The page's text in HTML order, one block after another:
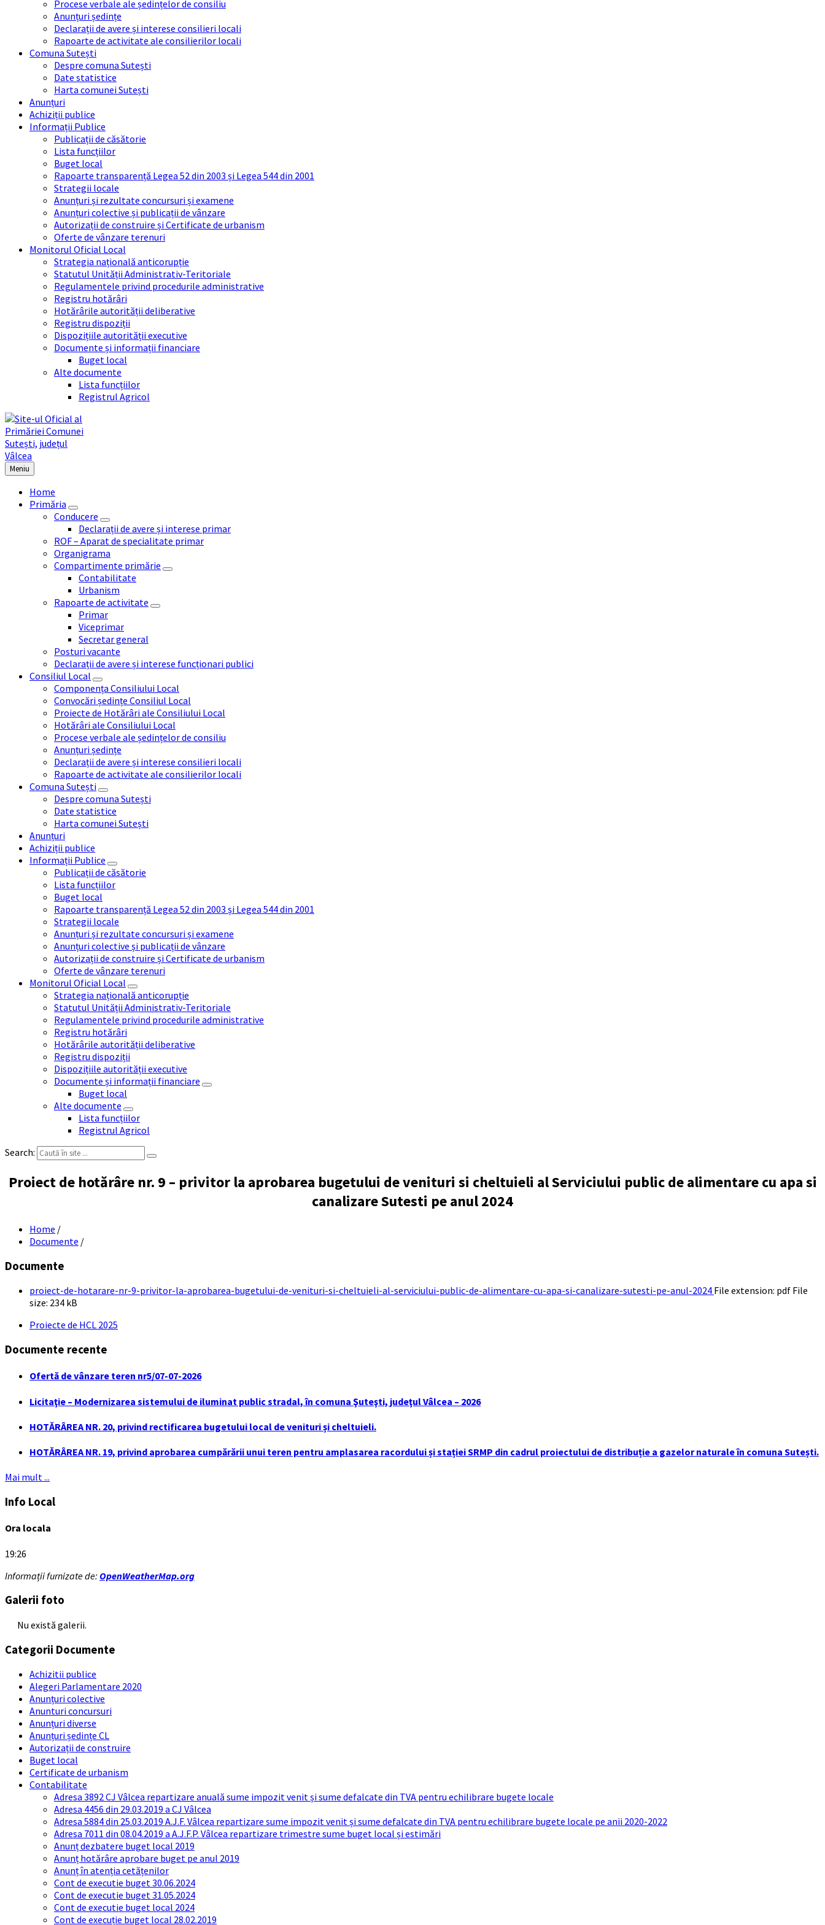
Procese verbale ale ședințelor de consiliu
Anunțuri ședințe
Declarații de avere și interese consilieri locali
Rapoarte de activitate ale consilierilor locali
Comuna Sutești
Despre comuna Sutești
Date statistice
Harta comunei Sutești
Anunțuri
Achiziții publice
Informații Publice
Publicații de căsătorie
Lista funcțiilor
Buget local
Rapoarte transparență Legea 52 din 2003 și Legea 544 din 2001
Strategii locale
Anunțuri și rezultate concursuri și examene
Anunțuri colective și publicații de vânzare
Autorizații de construire și Certificate de urbanism
Oferte de vânzare terenuri
Monitorul Oficial Local
Strategia națională anticorupție
Statutul Unității Administrativ-Teritoriale
Regulamentele privind procedurile administrative
Registru hotărâri
Hotărârile autorității deliberative
Registru dispoziții
Dispozițiile autorității executive
Documente și informații financiare
Buget local
Alte documente
Lista funcțiilor
Registrul Agricol
Meniu
Home
Primăria
Conducere
Declarații de avere și interese primar
ROF – Aparat de specialitate primar
Organigrama
Compartimente primărie
Contabilitate
Urbanism
Rapoarte de activitate
Primar
Viceprimar
Secretar general
Posturi vacante
Declarații de avere și interese funcționari publici
Consiliul Local
Componența Consiliului Local
Convocări ședințe Consiliul Local
Proiecte de Hotărâri ale Consiliului Local
Hotărâri ale Consiliului Local
Procese verbale ale ședințelor de consiliu
Anunțuri ședințe
Declarații de avere și interese consilieri locali
Rapoarte de activitate ale consilierilor locali
Comuna Sutești
Despre comuna Sutești
Date statistice
Harta comunei Sutești
Anunțuri
Achiziții publice
Informații Publice
Publicații de căsătorie
Lista funcțiilor
Buget local
Rapoarte transparență Legea 52 din 2003 și Legea 544 din 2001
Strategii locale
Anunțuri și rezultate concursuri și examene
Anunțuri colective și publicații de vânzare
Autorizații de construire și Certificate de urbanism
Oferte de vânzare terenuri
Monitorul Oficial Local
Strategia națională anticorupție
Statutul Unității Administrativ-Teritoriale
Regulamentele privind procedurile administrative
Registru hotărâri
Hotărârile autorității deliberative
Registru dispoziții
Dispozițiile autorității executive
Documente și informații financiare
Buget local
Alte documente
Lista funcțiilor
Registrul Agricol
Search:
Proiect de hotărâre nr. 9 – privitor la aprobarea bugetului de venituri si cheltuieli al Serviciului public de alimentare cu apa si
canalizare Sutesti pe anul 2024
Home /
Documente /
Documente
proiect-de-hotarare-nr-9-privitor-la-aprobarea-bugetului-de-venituri-si-cheltuieli-al-serviciului-public-de-alimentare-cu-apa-si-canalizare-sutesti-pe-anul-2024 File extension: pdf File
size: 234 kB
Proiecte de HCL 2025
Documente recente
Ofertă de vânzare teren nr5/07-07-2026
Licitaţie – Modernizarea sistemului de iluminat public stradal, în comuna Şuteşti, judeţul Vâlcea – 2026
HOTĂRÂREA NR. 20, privind rectificarea bugetului local de venituri și cheltuieli.
HOTĂRÂREA NR. 19, privind aprobarea cumpărării unui teren pentru amplasarea racordului și stației SRMP din cadrul proiectului de distribuție a gazelor naturale în comuna Sutești.
Mai mult ...
Info Local
Ora locala
19:26
Informații furnizate de: OpenWeatherMap.org
Galerii foto
Nu există galerii.
Categorii Documente
Achizitii publice
Alegeri Parlamentare 2020
Anunțuri colective
Anunturi concursuri
Anunțuri diverse
Anunțuri ședințe CL
Autorizații de construire
Buget local
Certificate de urbanism
Contabilitate
Adresa 3892 CJ Vâlcea repartizare anuală sume impozit venit și sume defalcate din TVA pentru echilibrare bugete locale
Adresa 4456 din 29.03.2019 a CJ Vâlcea
Adresa 5884 din 25.03.2019 A.J.F. Vâlcea repartizare sume impozit venit și sume defalcate din TVA pentru echilibrare bugete locale pe anii 2020-2022
Adresa 7011 din 08.04.2019 a A.J.F.P. Vâlcea repartizare trimestre sume buget local și estimări
Anunț dezbatere buget local 2019
Anunț hotărâre aprobare buget pe anul 2019
Anunț în atenția cetățenilor
Cont de executie buget 30.06.2024
Cont de executie buget 31.05.2024
Cont de executie buget local 2024
Cont de execuție buget local 28.02.2019